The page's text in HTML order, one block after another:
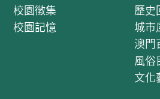
校園徵集
校園記憶
歷史
城市
澳門
風俗
文化